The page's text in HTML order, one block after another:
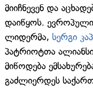
მიიჩნევენ და
დაიწყოს.
ლიდერმა, სერგი
პატრიოტთა
მიწოდება
გაძლიერდეს